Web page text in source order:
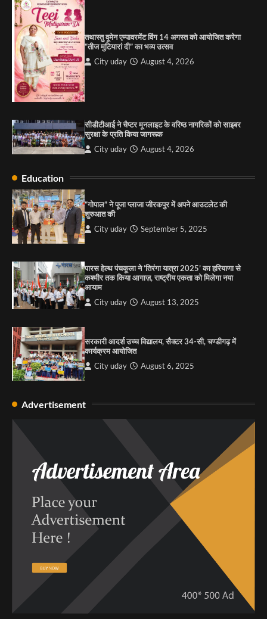
1
2
पारस हेल्थ पंचकूला ने ‘तिरंगा यात्रा 2025’ का हरियाणा से
कश्मीर तक किया आगाज़, राष्ट्रीय एकता को मिलेगा नया
आयाम
City uday August 13, 2025
3
City uday August 6, 2025
4
City uday August 6, 2025
तथास्तु वूमेन एम्पावरमेंट विंग 14 अगस्त को आयोजित करेगा
“तीज मुटियारां दी” का भव्य उत्सव
City uday August 4, 2026
सीडीटीआई ने चैप्टर मूनलाइट के वरिष्ठ नागरिकों को साइबर
सुरक्षा के प्रति किया जागरूक
City uday August 4, 2026
Education
“गोपाल” ने पूजा प्लाजा जीरकपुर में अपने आउटलेट की
शुरुआत की
City uday September 5, 2025
पारस हेल्थ पंचकूला ने ‘तिरंगा यात्रा 2025’ का हरियाणा से
कश्मीर तक किया आगाज़, राष्ट्रीय एकता को मिलेगा नया
आयाम
City uday August 13, 2025
सरकारी आदर्श उच्च विद्यालय, सैक्टर 34-सी, चण्डीगढ़ में
कार्यक्रम आयोजित
City uday August 6, 2025
Advertisement